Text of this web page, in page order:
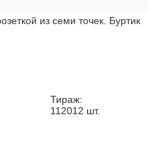
из семи точек. Буртик
Тираж:
112012 шт.